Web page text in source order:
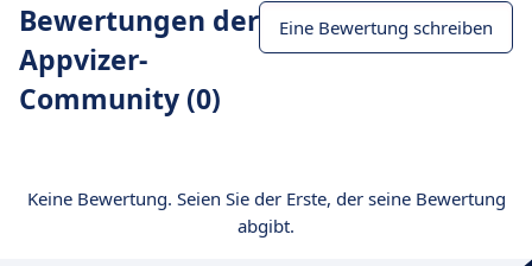
Bewertungen der
Appvizer-
Community (0)
Eine Bewertung schreiben
Keine Bewertung. Seien Sie der Erste, der seine Bewertung
abgibt.